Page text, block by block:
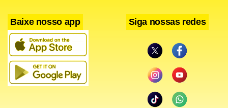
Facebook
WhatsApp
LinkedIn Telegram
Share
Baixe nosso app Siga nossas redes